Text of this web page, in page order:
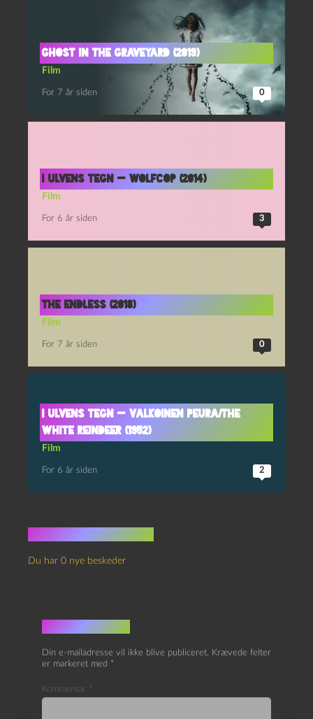
Ghost in the Graveyard (2019)
Film
For 7 år siden 0
I ulvens tegn — WolfCop (2014)
Film
For 6 år siden 3
The Endless (2018)
Film
For 7 år siden 0
I ulvens tegn — Valkoinen Peura/The
White Reindeer (1952)
Film
For 6 år siden 2
Du har 0 nye beskeder
Skriv et svar
Din e-mailadresse vil ikke blive publiceret. Krævede felter
er markeret med *
Kommentar *